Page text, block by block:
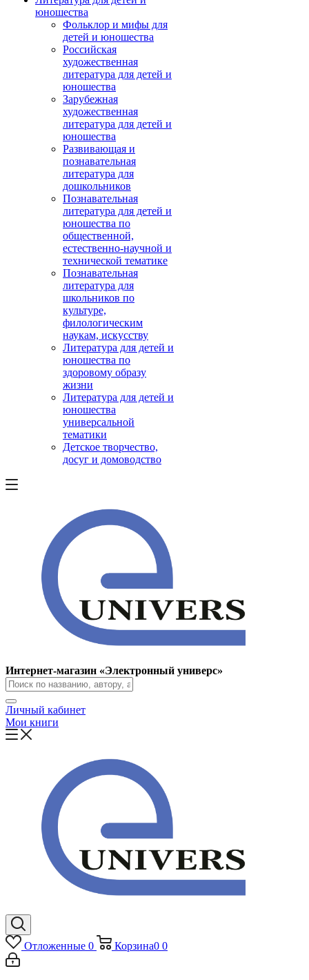
юношества
Фольклор и мифы для
детей и юношества
Российская
художественная
литература для детей и
юношества
Зарубежная
художественная
литература для детей и
юношества
Развивающая и
познавательная
литература для
дошкольников
Познавательная
литература для детей и
юношества по
общественной,
естественно-научной и
технической тематике
Познавательная
литература для
школьников по
культуре,
филологическим
наукам, искусству
Литература для детей и
юношества по
здоровому образу
жизни
Литература для детей и
юношества
универсальной
тематики
Детское творчество,
досуг и домоводство
Интернет-магазин «Электронный универс»
Личный кабинет
Мои книги
Отложенные 0 Корзина0 0